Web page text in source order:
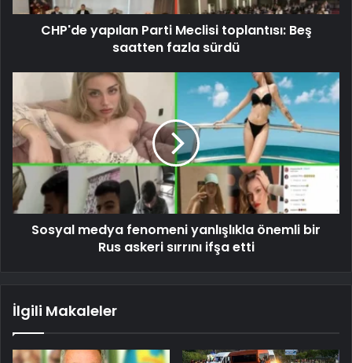
CHP'de yapılan Parti Meclisi toplantısı: Beş
saatten fazla sürdü
Sosyal medya fenomeni yanlışlıkla önemli bir
Rus askeri sırrını ifşa etti
İlgili Makaleler